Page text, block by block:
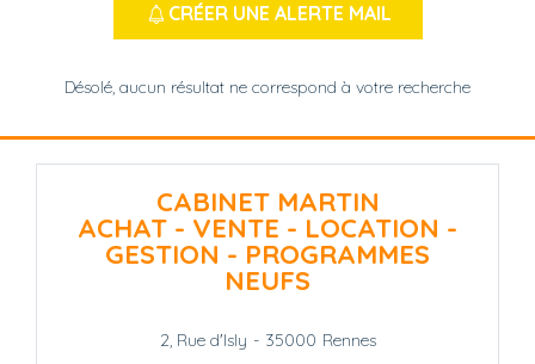
CRÉER UNE ALERTE MAIL
Désolé, aucun résultat ne correspond à votre recherche
CABINET MARTIN
ACHAT - VENTE - LOCATION -
GESTION - PROGRAMMES
NEUFS
2, Rue d'Isly - 35000 Rennes